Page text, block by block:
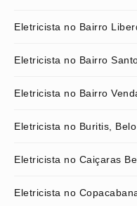
Eletricista no Bairro
Eletricista no Bairro
Eletricista no Bairro
Eletricista no Buritis,
Eletricista no Caiçaras
Eletricista no